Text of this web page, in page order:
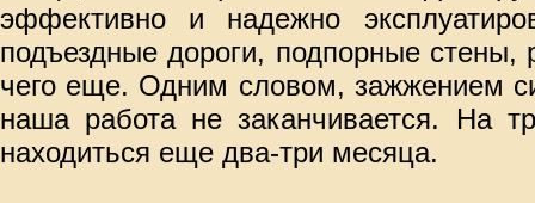
эффективно и надежно
подъездные дороги, подпорные стены,
чего еще. Одним словом, зажжением
наша работа не заканчивается. На
находиться еще два-три месяца.